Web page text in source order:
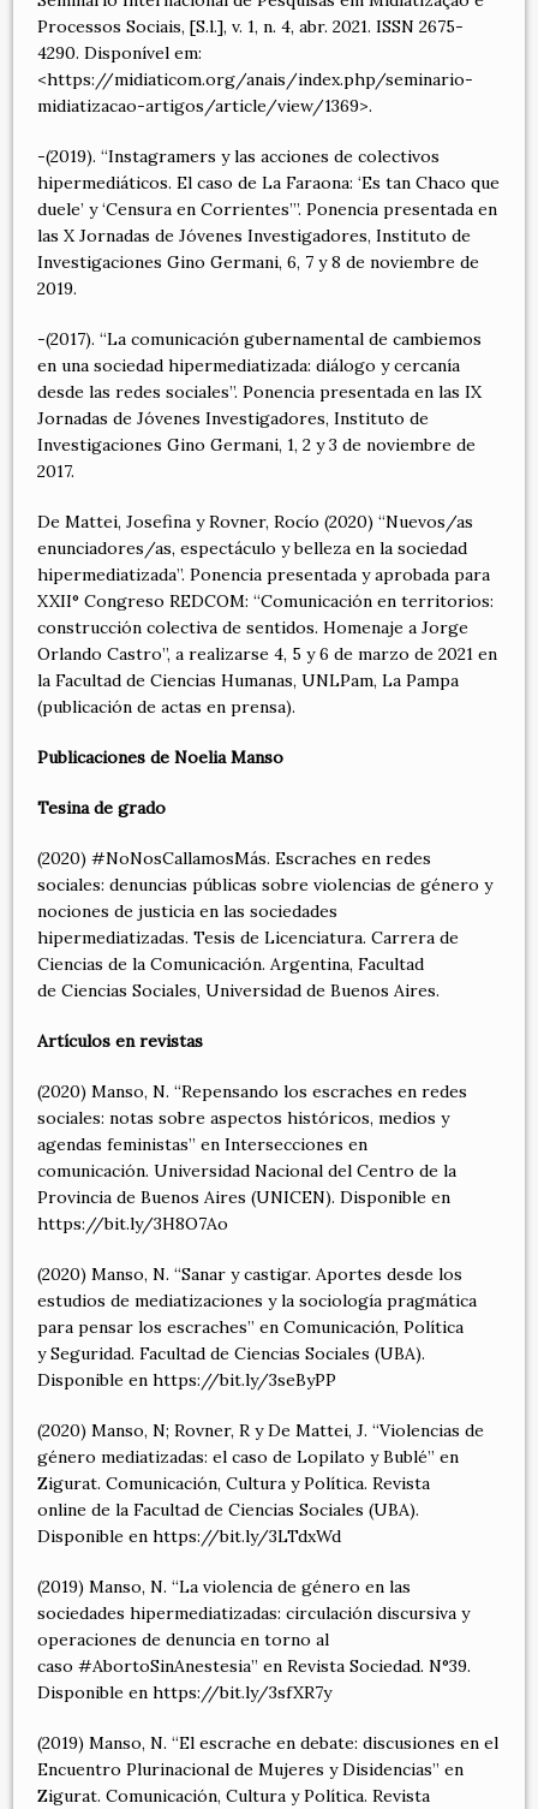
Processos Sociais, [S.l.], v. 1, n. 4, abr. 2021. ISSN 2675-
4290. Disponível em:
<https://midiaticom.org/anais/index.php/seminario-
midiatizacao-artigos/article/view/1369>.
-(2019). “Instagramers y las acciones de colectivos
hipermediáticos. El caso de La Faraona: ‘Es tan Chaco que
duele’ y ‘Censura en Corrientes’”. Ponencia presentada en
las X Jornadas de Jóvenes Investigadores, Instituto de
Investigaciones Gino Germani, 6, 7 y 8 de noviembre de
2019.
-(2017). “La comunicación gubernamental de cambiemos
en una sociedad hipermediatizada: diálogo y cercanía
desde las redes sociales”. Ponencia presentada en las IX
Jornadas de Jóvenes Investigadores, Instituto de
Investigaciones Gino Germani, 1, 2 y 3 de noviembre de
2017.
De Mattei, Josefina y Rovner, Rocío (2020) “Nuevos/as
enunciadores/as, espectáculo y belleza en la sociedad
hipermediatizada”. Ponencia presentada y aprobada para
XXII° Congreso REDCOM: “Comunicación en territorios:
construcción colectiva de sentidos. Homenaje a Jorge
Orlando Castro”, a realizarse 4, 5 y 6 de marzo de 2021 en
la Facultad de Ciencias Humanas, UNLPam, La Pampa
(publicación de actas en prensa).
Publicaciones de Noelia Manso
Tesina de grado
(2020) #NoNosCallamosMás. Escraches en redes
sociales: denuncias públicas sobre violencias de género y
nociones de justicia en las sociedades
hipermediatizadas. Tesis de Licenciatura. Carrera de
Ciencias de la Comunicación. Argentina, Facultad
de Ciencias Sociales, Universidad de Buenos Aires.
Artículos en revistas
(2020) Manso, N. “Repensando los escraches en redes
sociales: notas sobre aspectos históricos, medios y
agendas feministas” en Intersecciones en
comunicación. Universidad Nacional del Centro de la
Provincia de Buenos Aires (UNICEN). Disponible en
https://bit.ly/3H8O7Ao
(2020) Manso, N. “Sanar y castigar. Aportes desde los
estudios de mediatizaciones y la sociología pragmática
para pensar los escraches” en Comunicación, Política
y Seguridad. Facultad de Ciencias Sociales (UBA).
Disponible en https://bit.ly/3seByPP
(2020) Manso, N; Rovner, R y De Mattei, J. “Violencias de
género mediatizadas: el caso de Lopilato y Bublé” en
Zigurat. Comunicación, Cultura y Política. Revista
online de la Facultad de Ciencias Sociales (UBA).
Disponible en https://bit.ly/3LTdxWd
(2019) Manso, N. “La violencia de género en las
sociedades hipermediatizadas: circulación discursiva y
operaciones de denuncia en torno al
caso #AbortoSinAnestesia” en Revista Sociedad. N°39.
Disponible en https://bit.ly/3sfXR7y
(2019) Manso, N. “El escrache en debate: discusiones en el
Encuentro Plurinacional de Mujeres y Disidencias” en
Zigurat. Comunicación, Cultura y Política. Revista